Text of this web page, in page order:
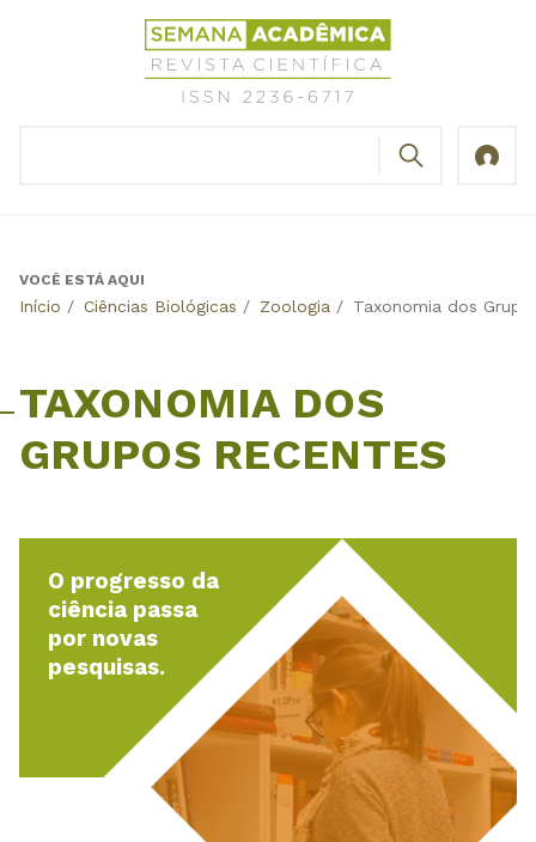
Revista
Científica
Semana
Back
VOCÊ ESTÁ AQUI
Início / Ciências Biológicas / Zoologia / Taxonomia dos
TAXONOMIA DOS
GRUPOS RECENTES
O progresso da
ciência passa
por novas
pesquisas.